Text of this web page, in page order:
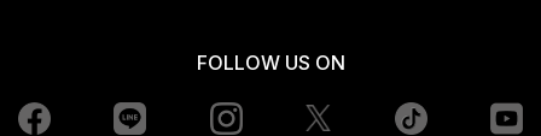
FOLLOW US ON
Facebook Instagram tiktok